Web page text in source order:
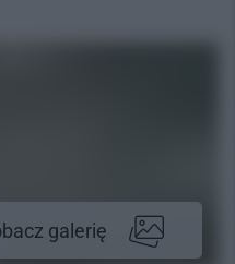
galerię